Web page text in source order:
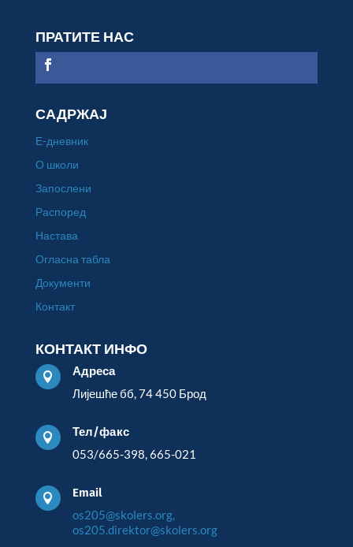
ПРАТИТЕ НАС
САДРЖАЈ
Е-дневник
О школи
Запослени
Распоред
Настава
Огласна табла
Документи
Контакт
КОНТАКТ ИНФО

Адреса
Лијешће бб, 74 450 Брод

Тел/факс
053/665-398, 665-021

Email
os205@skolers.org,
os205.direktor@skolers.org